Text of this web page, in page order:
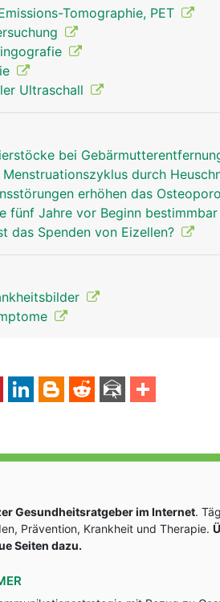
Tomographie, PET
Ultraschall
bei
durch
erhöhen das
fünf Jahre vor Beginn bestimmbar
das Spenden von Eizellen?
Gesundheitsratgeber im Internet.
Prävention, Krankheit und Therapie.
Seiten dazu.